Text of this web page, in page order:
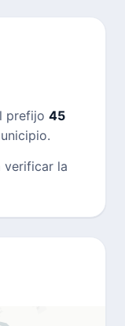
prefijo 45
verificar la